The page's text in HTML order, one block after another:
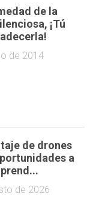
de la
¡Tú
de 2014
de drones
a
de 2026